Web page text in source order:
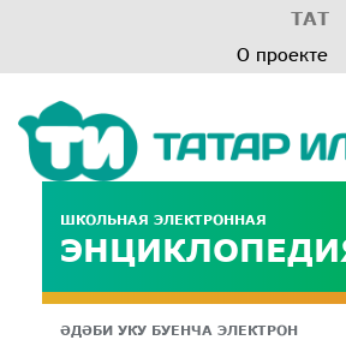
ТАТ
О проекте
ШКОЛЬНАЯ ЭЛЕКТРОННАЯ
ӘДӘБИ УКУ БУЕНЧА ЭЛЕКТРОН